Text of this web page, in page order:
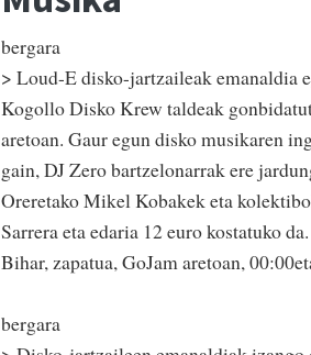
bergara
> Loud-E disko-jartzaileak emanaldia
Kogollo Disko Krew taldeak
aretoan. Gaur egun disko musikaren
gain, DJ Zero bartzelonarrak ere
Oreretako Mikel Kobakek eta
Sarrera eta edaria 12 euro kostatuko da.
Bihar, zapatua, GoJam aretoan,
bergara